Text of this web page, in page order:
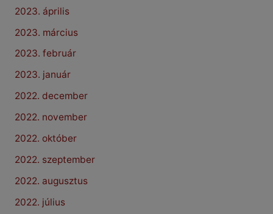
2023. április
2023. március
2023. február
2023. január
2022. december
2022. november
2022. október
2022. szeptember
2022. augusztus
2022. július